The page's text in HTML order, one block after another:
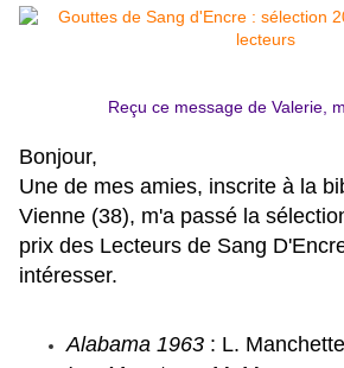
Reçu ce message de Valerie,
Bonjour,
Une de mes amies, inscrite à la
Vienne (38), m'a passé la
prix des Lecteurs de Sang
intéresser.
Alabama 1963 : L.